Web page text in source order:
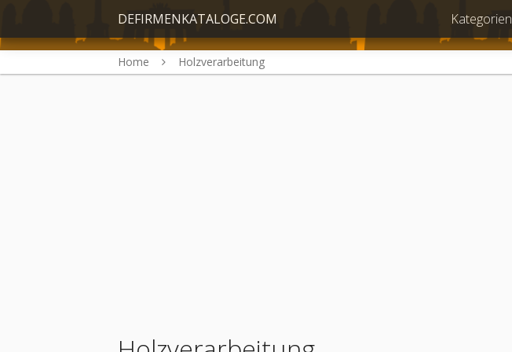
DEFIRMENKATALOGE.COM Kategorien
Home Holzverarbeitung